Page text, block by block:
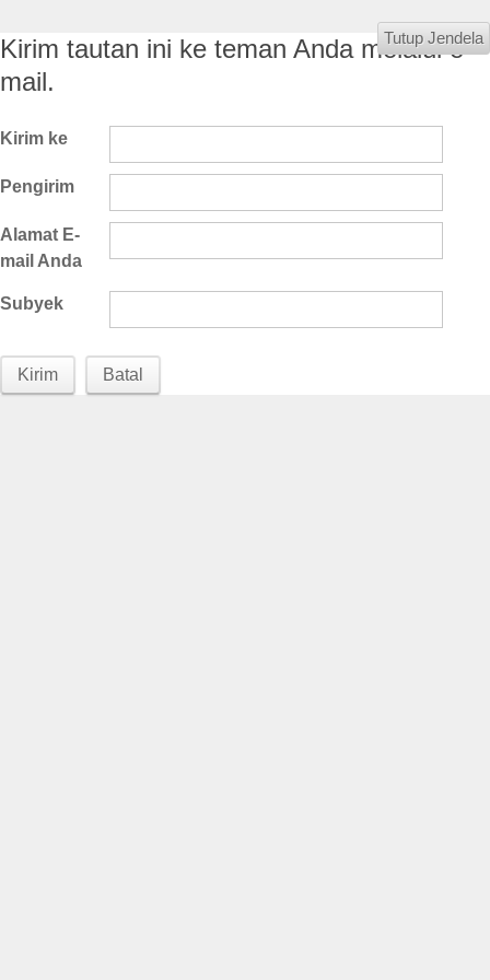
Kirim tautan ini ke teman Anda melalui e-
mail.
Tutup Jendela
Kirim ke
Pengirim
Alamat E-
mail Anda
Subyek
Kirim Batal